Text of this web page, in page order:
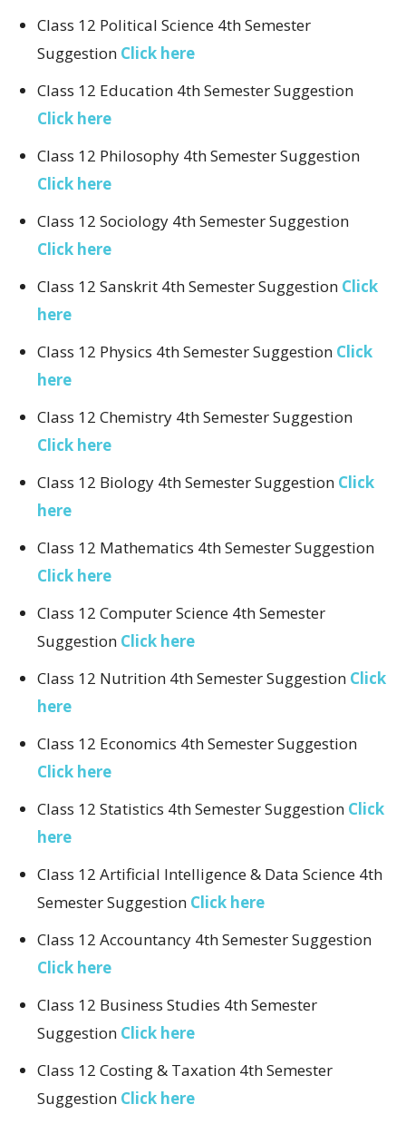
Class 12 Political Science 4th Semester
Suggestion Click here
Class 12 Education 4th Semester Suggestion
Click here
Class 12 Philosophy 4th Semester Suggestion
Click here
Class 12 Sociology 4th Semester Suggestion
Click here
Class 12 Sanskrit 4th Semester Suggestion Click
here
Class 12 Physics 4th Semester Suggestion Click
here
Class 12 Chemistry 4th Semester Suggestion
Click here
Class 12 Biology 4th Semester Suggestion Click
here
Class 12 Mathematics 4th Semester Suggestion
Click here
Class 12 Computer Science 4th Semester
Suggestion Click here
Class 12 Nutrition 4th Semester Suggestion Click
here
Class 12 Economics 4th Semester Suggestion
Click here
Class 12 Statistics 4th Semester Suggestion Click
here
Class 12 Artificial Intelligence & Data Science 4th
Semester Suggestion Click here
Class 12 Accountancy 4th Semester Suggestion
Click here
Class 12 Business Studies 4th Semester
Suggestion Click here
Class 12 Costing & Taxation 4th Semester
Suggestion Click here